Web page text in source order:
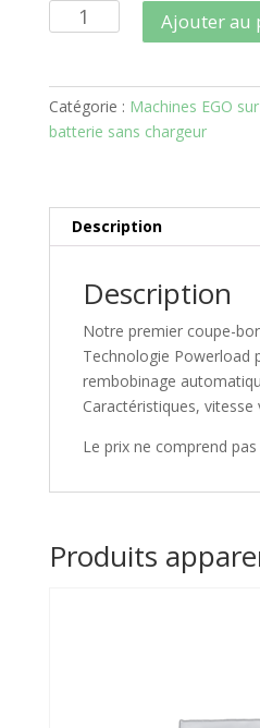
quantité
de
Coupe
Bordures
EGO
Ajouter au
Catégorie : Machines EGO
batterie sans chargeur
Description
Description
Notre premier coupe-
Technologie Powerload
rembobinage
Caractéristiques, vitesse
Le prix ne comprend
Produits